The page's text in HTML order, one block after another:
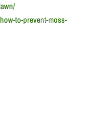
to-prevent-moss-